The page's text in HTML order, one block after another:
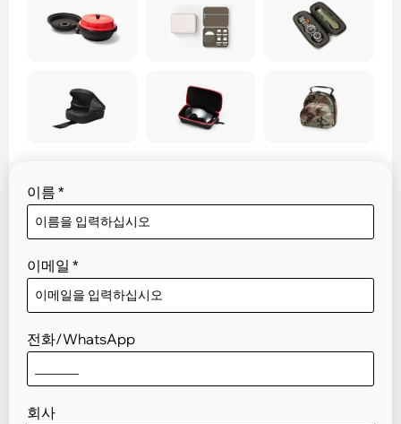
이름 *
이메일 *
전화/WhatsApp
회사